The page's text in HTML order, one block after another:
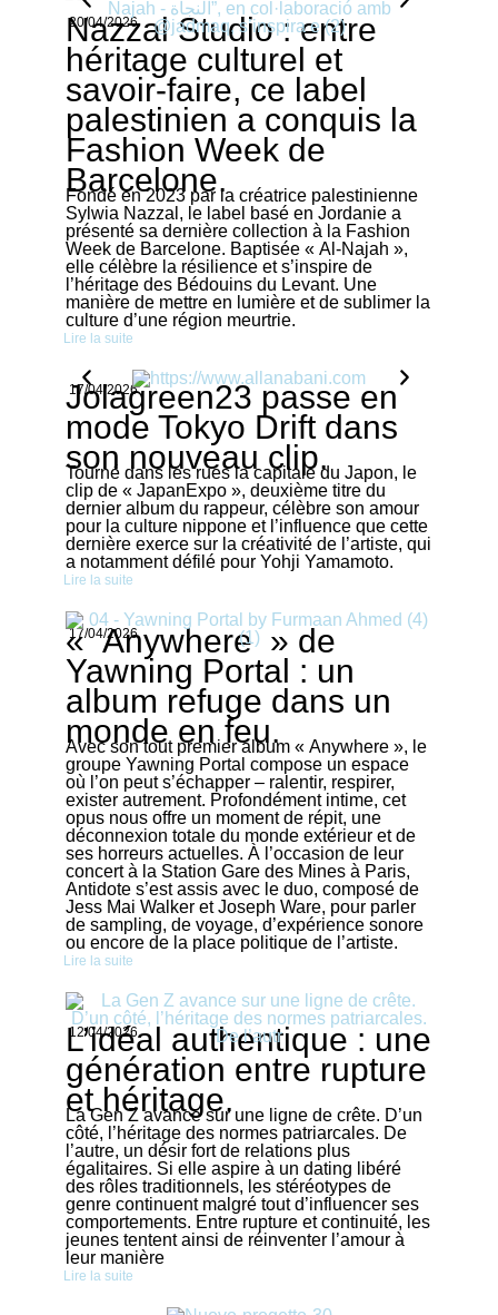
20/04/2026
Nazzal Studio : entre
héritage culturel et
savoir-faire, ce label
palestinien a conquis la
Fashion Week de
Barcelone.
Fondé en 2023 par la créatrice palestinienne
Sylwia Nazzal, le label basé en Jordanie a
présenté sa dernière collection à la Fashion
Week de Barcelone. Baptisée « Al-Najah »,
elle célèbre la résilience et s’inspire de
l’héritage des Bédouins du Levant. Une
manière de mettre en lumière et de sublimer la
culture d’une région meurtrie.
Lire la suite
17/04/2026
Jolagreen23 passe en
mode Tokyo Drift dans
son nouveau clip.
Tourné dans les rues la capitale du Japon, le
clip de « JapanExpo », deuxième titre du
dernier album du rappeur, célèbre son amour
pour la culture nippone et l’influence que cette
dernière exerce sur la créativité de l’artiste, qui
a notamment défilé pour Yohji Yamamoto.
Lire la suite
17/04/2026
« Anywhere » de
Yawning Portal : un
album refuge dans un
monde en feu.
Avec son tout premier album « Anywhere », le
groupe Yawning Portal compose un espace
où l’on peut s’échapper – ralentir, respirer,
exister autrement. Profondément intime, cet
opus nous offre un moment de répit, une
déconnexion totale du monde extérieur et de
ses horreurs actuelles. À l’occasion de leur
concert à la Station Gare des Mines à Paris,
Antidote s’est assis avec le duo, composé de
Jess Mai Walker et Joseph Ware, pour parler
de sampling, de voyage, d’expérience sonore
ou encore de la place politique de l’artiste.
Lire la suite
12/04/2026
L’idéal authentique : une
génération entre rupture
et héritage.
La Gen Z avance sur une ligne de crête. D’un
côté, l’héritage des normes patriarcales. De
l’autre, un désir fort de relations plus
égalitaires. Si elle aspire à un dating libéré
des rôles traditionnels, les stéréotypes de
genre continuent malgré tout d’influencer ses
comportements. Entre rupture et continuité, les
jeunes tentent ainsi de réinventer l’amour à
leur manière
Lire la suite